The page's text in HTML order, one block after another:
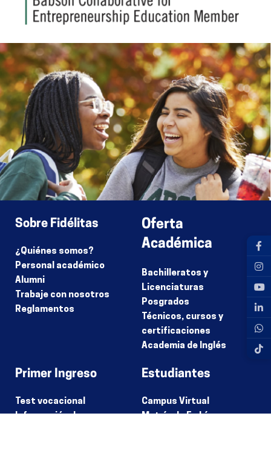
Sobre Fidélitas
¿Quiénes somos?
Personal académico
Alumni
Trabaje con nosotros
Reglamentos
Oferta
Académica
Bachilleratos y
Licenciaturas
Posgrados
Técnicos, cursos y
certificaciones
Academia de Inglés
Primer Ingreso
Test vocacional
Información de
Estudiantes
Campus Virtual
Matrícula En Línea